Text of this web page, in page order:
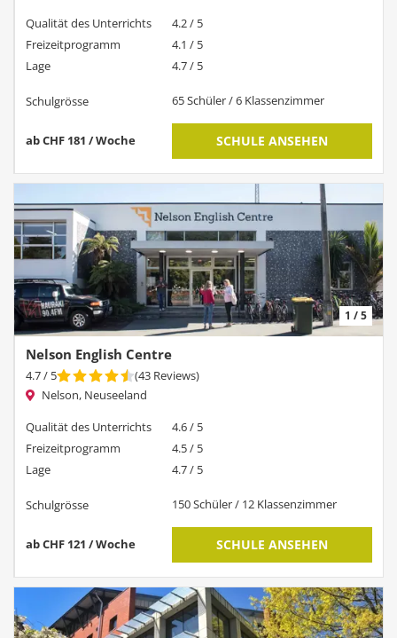
Qualität des Unterrichts
4.2 / 5
Freizeitprogramm
4.1 / 5
Lage
4.7 / 5
Schulgrösse 65 Schüler / 6 Klassenzimmer
ab CHF 181 / Woche SCHULE ANSEHEN
1 / 5
Nelson English Centre
4.7/ 5 (43 Reviews)
Nelson, Neuseeland
Qualität des Unterrichts
4.6 / 5
Freizeitprogramm
4.5 / 5
Lage
4.7 / 5
Schulgrösse 150 Schüler / 12 Klassenzimmer
ab CHF 121 / Woche SCHULE ANSEHEN